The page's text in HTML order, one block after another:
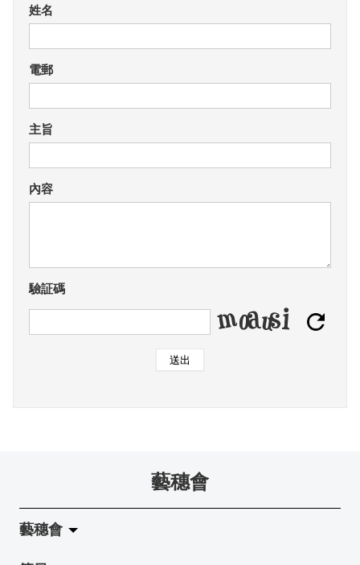
姓名
電郵
主旨
內容
驗証碼
送出
藝穗會
藝穗會